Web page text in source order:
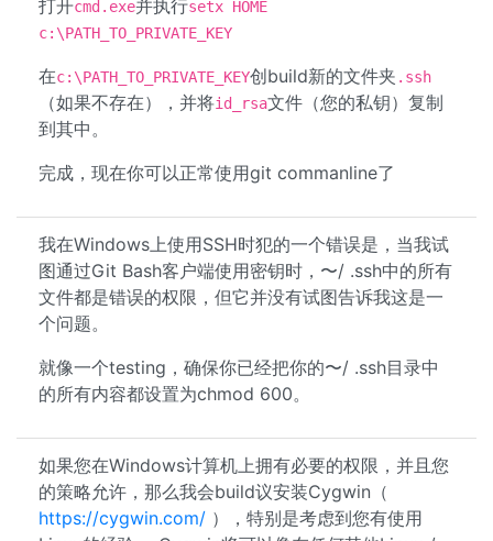
打开cmd.exe并执行setx HOME
c:\PATH_TO_PRIVATE_KEY
在c:\PATH_TO_PRIVATE_KEY创build新的文件夹 .ssh
（如果不存在），并将id_rsa文件（您的私钥）复制
到其中。
完成，现在你可以正常使用git commanline了
我在Windows上使用SSH时犯的一个错误是，当我试
图通过Git Bash客户端使用密钥时，〜/ .ssh中的所有
文件都是错误的权限，但它并没有试图告诉我这是一
个问题。
就像一个testing，确保你已经把你的〜/ .ssh目录中
的所有内容都设置为chmod 600。
如果您在Windows计算机上拥有必要的权限，并且您
的策略允许，那么我会build议安装Cygwin（
https://cygwin.com/ ），特别是考虑到您有使用